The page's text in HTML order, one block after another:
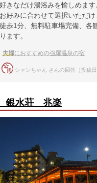
きなだけ湯浴みを愉しめま
好みに合わせて選択いただけ
歩1分、無料駐車場完備、各
ます。
夫婦におすすめの強羅温泉の宿
シャンちゃん さんの回答（投稿日
銀水荘 兆楽